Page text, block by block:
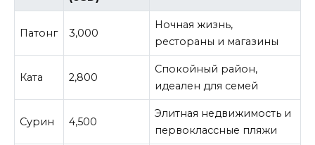
Патонг 3,000
Ночная жизнь,
рестораны и магазины
Ката 2,800
Спокойный район,
идеален для семей
Сурин 4,500
Элитная недвижимость и
первоклассные пляжи